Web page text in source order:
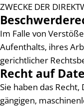
ZWECKE DER
Im Falle von
Aufenthalts, ihres
gerichtlicher
Recht auf
Sie haben das
gängigen,